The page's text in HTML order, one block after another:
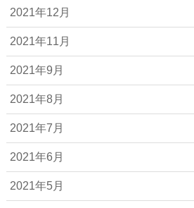
2021年12月
2021年11月
2021年9月
2021年8月
2021年7月
2021年6月
2021年5月